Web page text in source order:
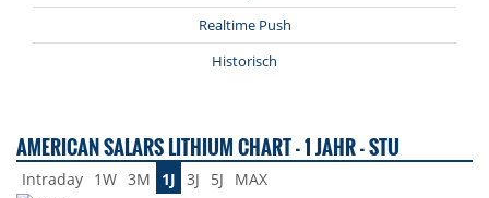
Realtime Push
Historisch
AMERICAN SALARS LITHIUM CHART - 1 JAHR - STU
Intraday 1W 3M 1J 3J 5J MAX